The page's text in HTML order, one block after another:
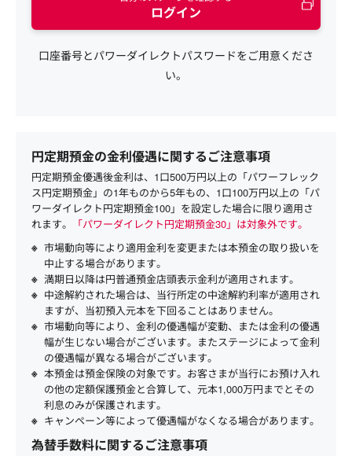
ログイン
口座番号とパワーダイレクトパスワードをご用意くださ
い。
円定期預金の金利優遇に関するご注意事項
円定期預金優遇後金利は、1口500万円以上の「パワーフレック
ス円定期預金」の1年ものから5年もの、1口100万円以上の「パ
ワーダイレクト円定期預金100」を設定した場合に限り適用さ
れます。
「パワーダイレクト円定期預金30」は対象外です。
市場動向等により適用金利を変更または本預金の取り扱いを
中止する場合があります。
満期日以降は円普通預金店頭表示金利が適用されます。
中途解約された場合は、当行所定の中途解約利率が適用され
ますが、当初預入元本を下回ることはありません。
市場動向等により、金利の優遇幅が変動、または金利の優遇
幅が生じない場合がございます。またステージによって金利
の優遇幅が異なる場合がございます。
本預金は預金保険の対象です。お客さまが当行にお預け入れ
の他の定額保護預金と合算して、元本1,000万円までとその
利息のみが保護されます。
キャンペーン等によって優遇幅がなくなる場合があります。
為替手数料に関するご注意事項